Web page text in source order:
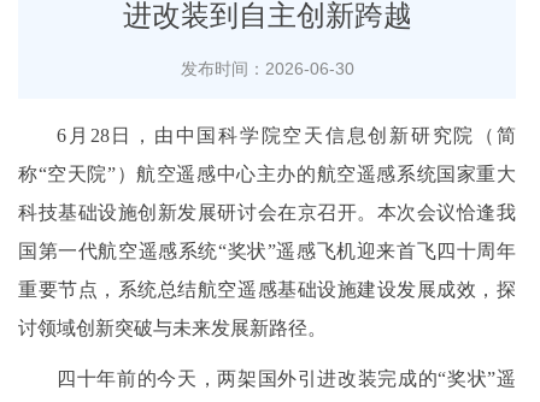
进改装到自主创新跨越
发布时间：2026-06-30
6月28日，由中国科学院空天信息创新研究院（简
称“空天院”）航空遥感中心主办的航空遥感系统国家重大
科技基础设施创新发展研讨会在京召开。本次会议恰逢我
国第一代航空遥感系统“奖状”遥感飞机迎来首飞四十周年
重要节点，系统总结航空遥感基础设施建设发展成效，探
讨领域创新突破与未来发展新路径。
四十年前的今天，两架国外引进改装完成的“奖状”遥